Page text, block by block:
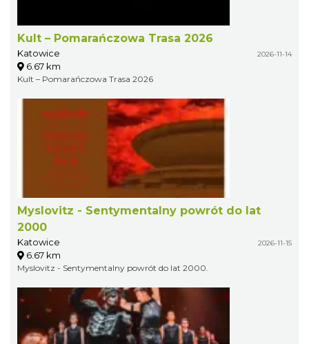
Kult – Pomarańczowa Trasa 2026
Katowice 2026-11-14
6.67 km
Kult – Pomarańczowa Trasa 2026
Myslovitz - Sentymentalny powrót do lat
2000
Katowice 2026-11-15
6.67 km
Myslovitz - Sentymentalny powrót do lat 2000.